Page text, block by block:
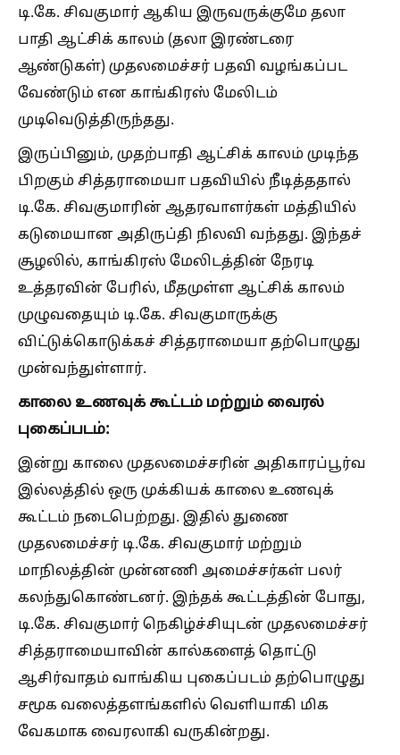
டி.கே. சிவகுமார் ஆகிய இருவருக்குமே தலா
பாதி ஆட்சிக் காலம் (தலா இரண்டரை
ஆண்டுகள்) முதலமைச்சர் பதவி வழங்கப்பட
வேண்டும் என காங்கிரஸ் மேலிடம்
முடிவெடுத்திருந்தது.
இருப்பினும், முதற்பாதி ஆட்சிக் காலம் முடிந்த
பிறகும் சித்தராமையா பதவியில் நீடித்ததால்
டி.கே. சிவகுமாரின் ஆதரவாளர்கள் மத்தியில்
கடுமையான அதிருப்தி நிலவி வந்தது. இந்தச்
சூழலில், காங்கிரஸ் மேலிடத்தின் நேரடி
உத்தரவின் பேரில், மீதமுள்ள ஆட்சிக் காலம்
முழுவதையும் டி.கே. சிவகுமாருக்கு
விட்டுக்கொடுக்கச் சித்தராமையா தற்பொழுது
முன்வந்துள்ளார்.
காலை உணவுக் கூட்டம் மற்றும் வைரல்
புகைப்படம்:
இன்று காலை முதலமைச்சரின் அதிகாரப்பூர்வ
இல்லத்தில் ஒரு முக்கியக் காலை உணவுக்
கூட்டம் நடைபெற்றது. இதில் துணை
முதலமைச்சர் டி.கே. சிவகுமார் மற்றும்
மாநிலத்தின் முன்னணி அமைச்சர்கள் பலர்
கலந்துகொண்டனர். இந்தக் கூட்டத்தின் போது,
டி.கே. சிவகுமார் நெகிழ்ச்சியுடன் முதலமைச்சர்
சித்தராமையாவின் கால்களைத் தொட்டு
ஆசிர்வாதம் வாங்கிய புகைப்படம் தற்பொழுது
சமூக வலைத்தளங்களில் வெளியாகி மிக
வேகமாக வைரலாகி வருகின்றது.